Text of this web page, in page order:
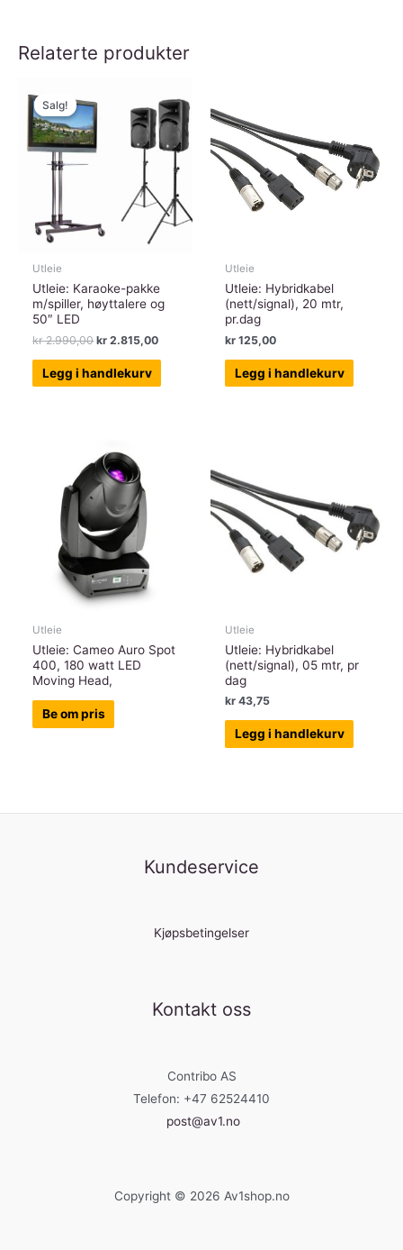
Relaterte produkter
Salg!
Salg!
Utleie
Utleie: Karaoke-pakke
m/spiller, høyttalere og
50″ LED
kr2.990,00Opprinnelig
var:
kr 2.990,00.
kr 2.815,00Nåværende
kr 2.815,00.
Legg i handlekurv
Utleie
Utleie: Hybridkabel
(nett/signal), 20 mtr,
pr.dag
kr 125,00
Legg i handlekurv
Utleie
Utleie: Cameo Auro Spot
400, 180 watt LED
Moving Head,
Be om pris
Utleie
Utleie: Hybridkabel
(nett/signal), 05 mtr, pr
dag
kr 43,75
Legg i handlekurv
Kundeservice
Kjøpsbetingelser
Kontakt oss
Contribo AS
Telefon: +47 62524410
post@av1.no
Copyright © 2026 Av1shop.no